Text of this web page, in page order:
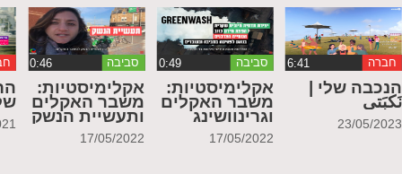
חברה
הנכבה שלי |
نَكبَتي
23/05/2023
סביבה ‏0:49
אקלימיסטיות:
משבר האקלים
וגרינוושינג
17/05/2022
סביבה
אקלימיסטיות:
משבר האקלים
ותעשיית הנשק
17/05/2022